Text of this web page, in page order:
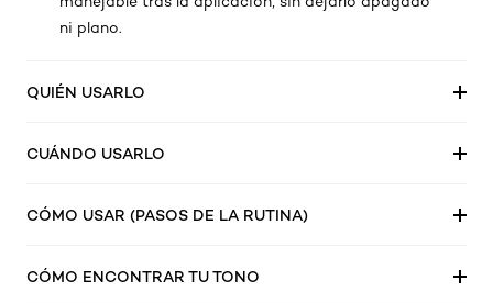
ni plano.
QUIÉN USARLO
CUÁNDO USARLO
CÓMO USAR (PASOS DE LA RUTINA)
CÓMO ENCONTRAR TU TONO